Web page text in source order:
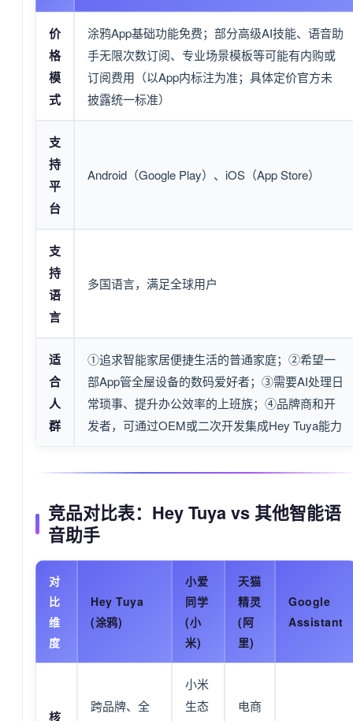
价
格
模
式
涂鸦App基础功能免费；部分高级AI技能、语音助
手无限次数订阅、专业场景模板等可能有内购或
订阅费用（以App内标注为准；具体定价官方未
披露统一标准）
支
持
平
台
Android（Google Play）、iOS（App Store）
支
持
语
言
多国语言，满足全球用户
适
合
人
群
①追求智能家居便捷生活的普通家庭；②希望一
部App管全屋设备的数码爱好者；③需要AI处理日
常琐事、提升办公效率的上班族；④品牌商和开
发者，可通过OEM或二次开发集成Hey Tuya能力
竞品对比表：Hey Tuya vs 其他智能语
音助手
对
比
维
度
Hey Tuya
(涂鸦)
小爱
同学
(小
米)
天猫
精灵
(阿
里)
Google
Assistant
核
跨品牌、全
小米
生态
电商